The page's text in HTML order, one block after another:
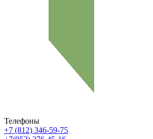
Телефоны
+7 (812) 346-59-75